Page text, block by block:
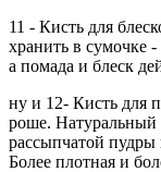
11 - Кисть для
хранить в сумочке
а помада и блеск
ну и 12- Кисть для
роше. Натуральный
рассыпчатой
Более плотная и